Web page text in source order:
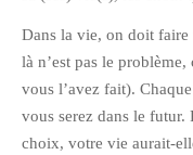
mai 2012
avril 2012
mars 2012
Dans la vie, on doit
là n’est pas le
vous l’avez fait).
vous serez dans le futur.
choix, votre vie aurait-